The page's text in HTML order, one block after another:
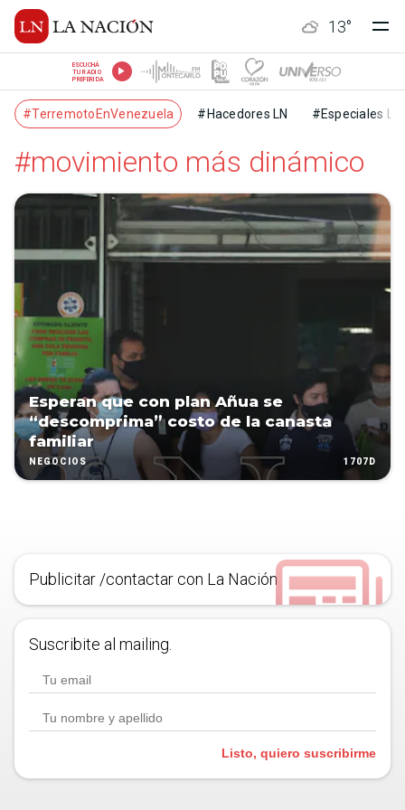
13°
ESCUCHÁ
TU RADIO
PREFERIDA
#TerremotoEnVenezuela #Hacedores LN #Especiales LN
#movimiento más dinámico
Esperan que con plan Añua se
“descomprima” costo de la canasta
familiar
NEGOCIOS 1707D
Publicitar /contactar con La Nación
Suscribite al mailing.
Listo, quiero suscribirme